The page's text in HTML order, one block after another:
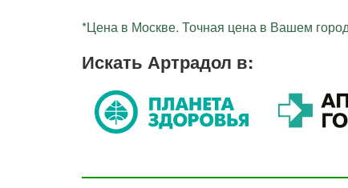
*Цена в Москве. Точная цена в Вашем
Искать Артрадол в: